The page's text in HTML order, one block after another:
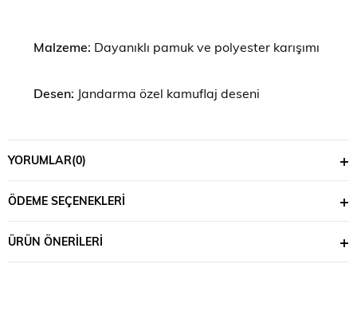
Malzeme: Dayanıklı pamuk ve polyester karışımı
Desen: Jandarma özel kamuflaj deseni
Özellikler:
YORUMLAR(0)
ÖDEME SEÇENEKLERI
ÜRÜN ÖNERILERI